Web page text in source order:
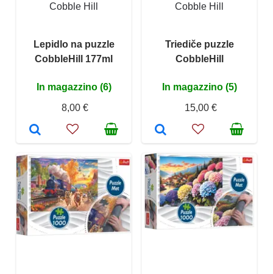
Cobble Hill
Lepidlo na puzzle
CobbleHill 177ml
In magazzino (6)
8,00 €
Cobble Hill
Triediče puzzle
CobbleHill
In magazzino (5)
15,00 €